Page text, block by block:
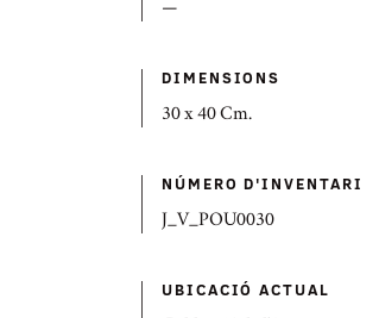
—
DIMENSIONS
30 x 40 Cm.
NÚMERO D'INVENTARI
J_V_POU0030
UBICACIÓ ACTUAL